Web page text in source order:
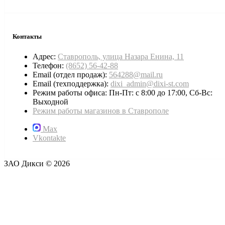
Контакты
Адрес: Ставрополь, улица Назара Енина, 11
Телефон: (8652) 56-42-88
Email (отдел продаж): 564288@mail.ru
Email (техподдержка): dixi_admin@dixi-st.com
Режим работы офиса: Пн-Пт: с 8:00 до 17:00, Сб-Вс:
Выходной
Режим работы магазинов в Ставрополе
Max
Vkontakte
ЗАО Дикси © 2026